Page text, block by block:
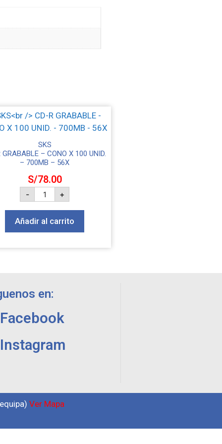
SKS
GRABABLE – CONO X 100 UNID.
– 700MB – 56X
S/78.00
- +
Añadir al carrito
en:
Facebook
Instagram
Ver Mapa